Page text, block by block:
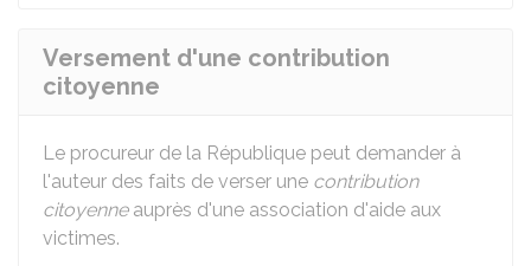
Versement d'une contribution
citoyenne
Le procureur de la République peut demander à
l'auteur des faits de verser une contribution
citoyenneauprès d'une association d'aide aux
victimes.